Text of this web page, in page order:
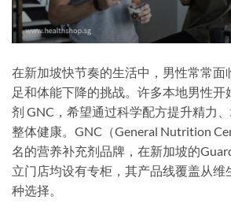
在新加坡快节奏的生活中，男性常常面
足和体能下降的挑战。许多本地男性
剂 GNC，希望通过科学配方提升精力
整体健康。GNC（General Nutrition
名的营养补充剂品牌，在新加坡的
立门店均设有专柜，其产品线覆盖从维
种选择。